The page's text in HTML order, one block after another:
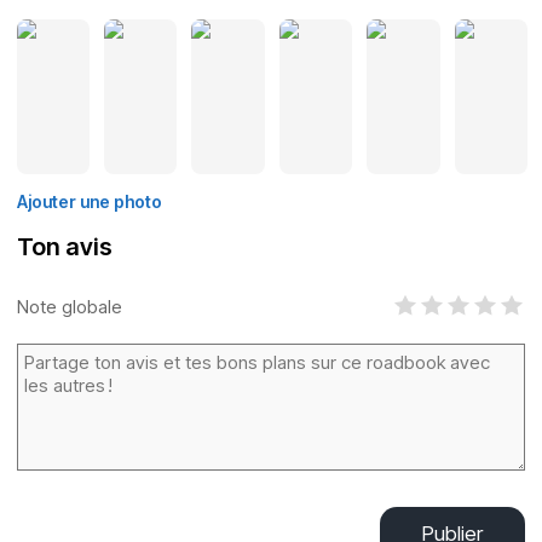
Ajouter une photo
Ton avis
Note globale
Publier